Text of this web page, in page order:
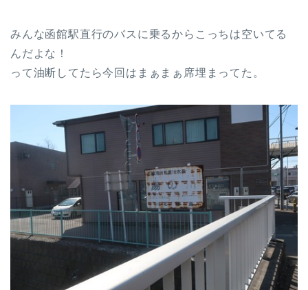
みんな函館駅直行のバスに乗るからこっちは空いてる
んだよな！
って油断してたら今回はまぁまぁ席埋まってた。